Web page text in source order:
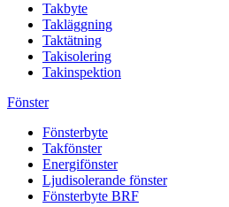
Takbyte
Takläggning
Taktätning
Takisolering
Takinspektion
Fönster
Fönsterbyte
Takfönster
Energifönster
Ljudisolerande fönster
Fönsterbyte BRF